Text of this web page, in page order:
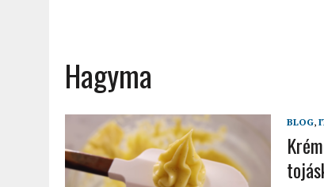
Hagyma
BLOG,